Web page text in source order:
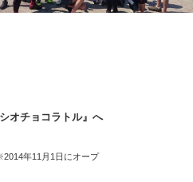
輪空』kara来島海峡往復サイクリ
オチョコラトル』へ
年11月1日にオープ